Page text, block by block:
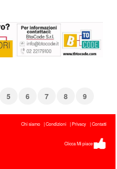
5 6 7 8
9
Chi siamo Condizioni Privacy Contatti
Clicca Mi piace